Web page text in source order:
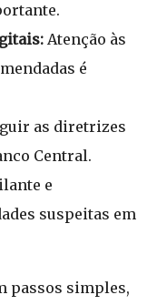
Atenção às
é
as diretrizes
Central.
e
suspeitas em
passos simples,